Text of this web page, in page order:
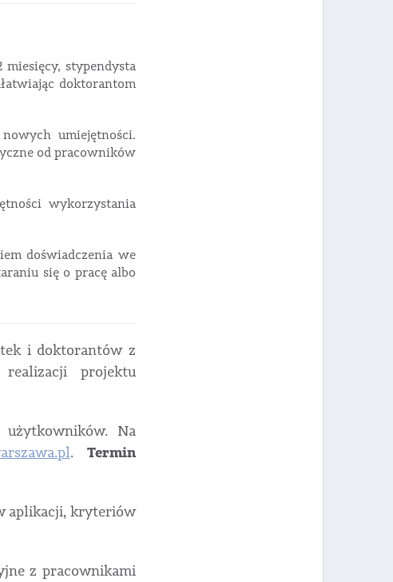
stypendysta
doktorantom
umiejętności.
od pracowników
wykorzystania
doświadczenia we
się o pracę albo
i doktorantów z
projektu
Na
. Termin
aplikacji, kryteriów
z pracownikami